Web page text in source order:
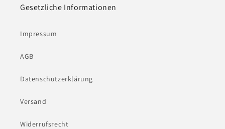
Gesetzliche Informationen
Impressum
AGB
Datenschutzerklärung
Versand
Widerrufsrecht